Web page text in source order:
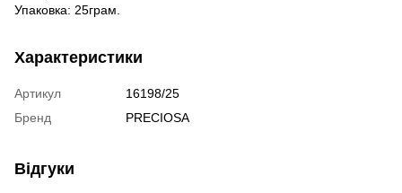
Упаковка: 25грам.
Характеристики
Артикул
16198/25
Бренд
PRECIOSA
Відгуки